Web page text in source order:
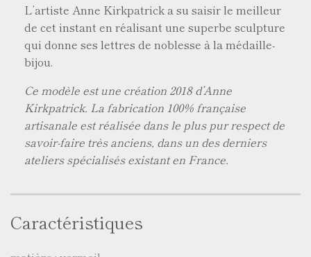
L’artiste Anne Kirkpatrick a su saisir le meilleur
de cet instant en réalisant une superbe sculpture
qui donne ses lettres de noblesse à la médaille-
bijou.
Ce modèle est une création 2018 d’Anne
Kirkpatrick. La fabrication 100% française
artisanale est réalisée dans le plus pur respect de
savoir-faire très anciens, dans un des derniers
ateliers spécialisés existant en France.
Caractéristiques